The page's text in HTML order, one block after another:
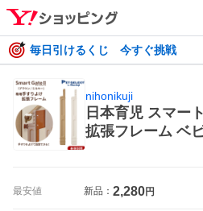
毎日引けるくじ 今すぐ挑戦
nihonikuji
日本育児 スマー
拡張フレーム ベ
最安値 新品： 2,280円